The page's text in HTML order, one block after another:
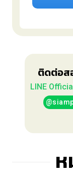
ติดต่อส
LINE